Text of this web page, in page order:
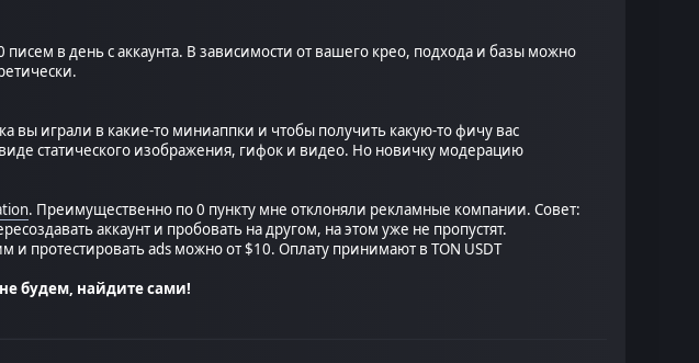
писем в день с аккаунта. В зависимости от вашего крео, подхода и базы можно
вы играли в какие-то миниаппки и чтобы получить какую-то фичу вас
статического изображения, гифок и видео. Но новичку модерацию
. Преимущественно по 0 пункту мне отклоняли рекламные компании. Совет:
аккаунт и пробовать на другом, на этом уже не пропустят.
и протестировать ads можно от $10. Оплату принимают в TON USDT
будем, найдите сами!